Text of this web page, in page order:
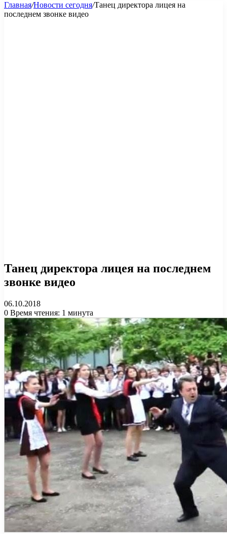
Главная/Новости сегодня/Танец директора лицея на
последнем звонке видео
Танец директора лицея на последнем
звонке видео
06.10.2018
0 Время чтения: 1 минута